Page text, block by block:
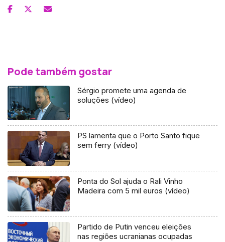
Pode também gostar
Sérgio promete uma agenda de
soluções (vídeo)
PS lamenta que o Porto Santo fique
sem ferry (vídeo)
Ponta do Sol ajuda o Rali Vinho
Madeira com 5 mil euros (vídeo)
Partido de Putin venceu eleições
nas regiões ucranianas ocupadas